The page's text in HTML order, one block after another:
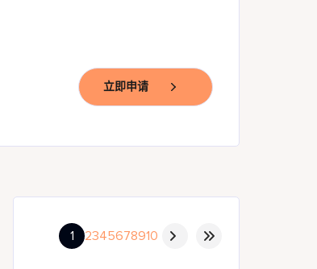
立即申请
1 2345678910